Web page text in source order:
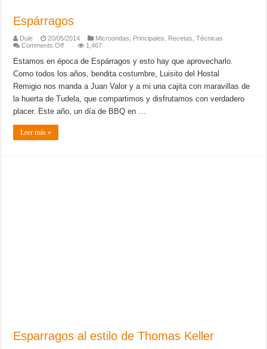
Espárragos
Dule 20/05/2014 Microondas Principales Recetas ,Técnicas
Comments Offon
1,467
Estamos en época de Espárragos y esto hay que aprovecharlo.
Como todos los años, bendita costumbre, Luisito del Hostal
Remigio nos manda a Juan Valor y a mi una cajita con maravillas de
la huerta de Tudela, que compartimos y disfrutamos con verdadero
placer. Este año, un día de BBQ en …
Leer más »
Esparragos al estilo de Thomas Keller